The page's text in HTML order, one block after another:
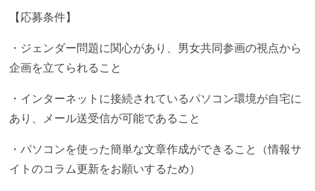
【応募条件】
・ジェンダー問題に関心があり、男女共同参画の視点から
企画を立てられること
・インターネットに接続されているパソコン環境が自宅に
あり、メール送受信が可能であること
・パソコンを使った簡単な文章作成ができること（情報サ
イトのコラム更新をお願いするため）